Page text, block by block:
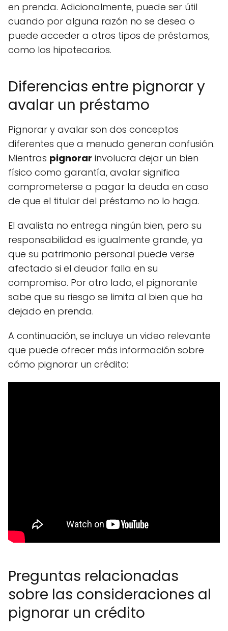
en prenda. Adicionalmente, puede ser útil
cuando por alguna razón no se desea o
puede acceder a otros tipos de préstamos,
como los hipotecarios.
Diferencias entre pignorar y
avalar un préstamo
Pignorar y avalar son dos conceptos
diferentes que a menudo generan confusión.
Mientras pignorar involucra dejar un bien
físico como garantía, avalar significa
comprometerse a pagar la deuda en caso
de que el titular del préstamo no lo haga.
El avalista no entrega ningún bien, pero su
responsabilidad es igualmente grande, ya
que su patrimonio personal puede verse
afectado si el deudor falla en su
compromiso. Por otro lado, el pignorante
sabe que su riesgo se limita al bien que ha
dejado en prenda.
A continuación, se incluye un video relevante
que puede ofrecer más información sobre
cómo pignorar un crédito:
Preguntas relacionadas
sobre las consideraciones al
pignorar un crédito